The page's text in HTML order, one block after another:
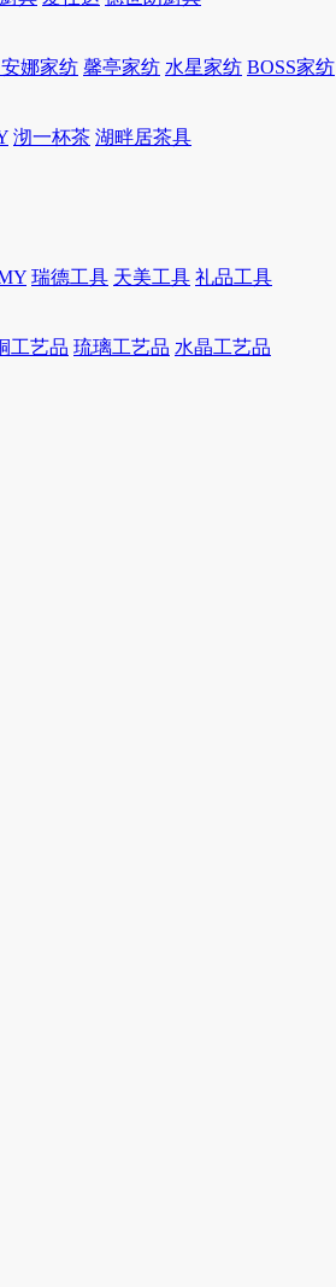
娜家纺 馨亭家纺 水星家纺 BOSS家纺
沏一杯茶 湖畔居茶具
瑞德工具 天美工具 礼品工具
工艺品 琉璃工艺品 水晶工艺品